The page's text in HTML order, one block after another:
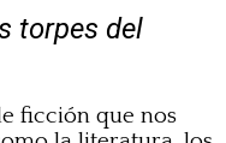
torpes del
ficción que nos